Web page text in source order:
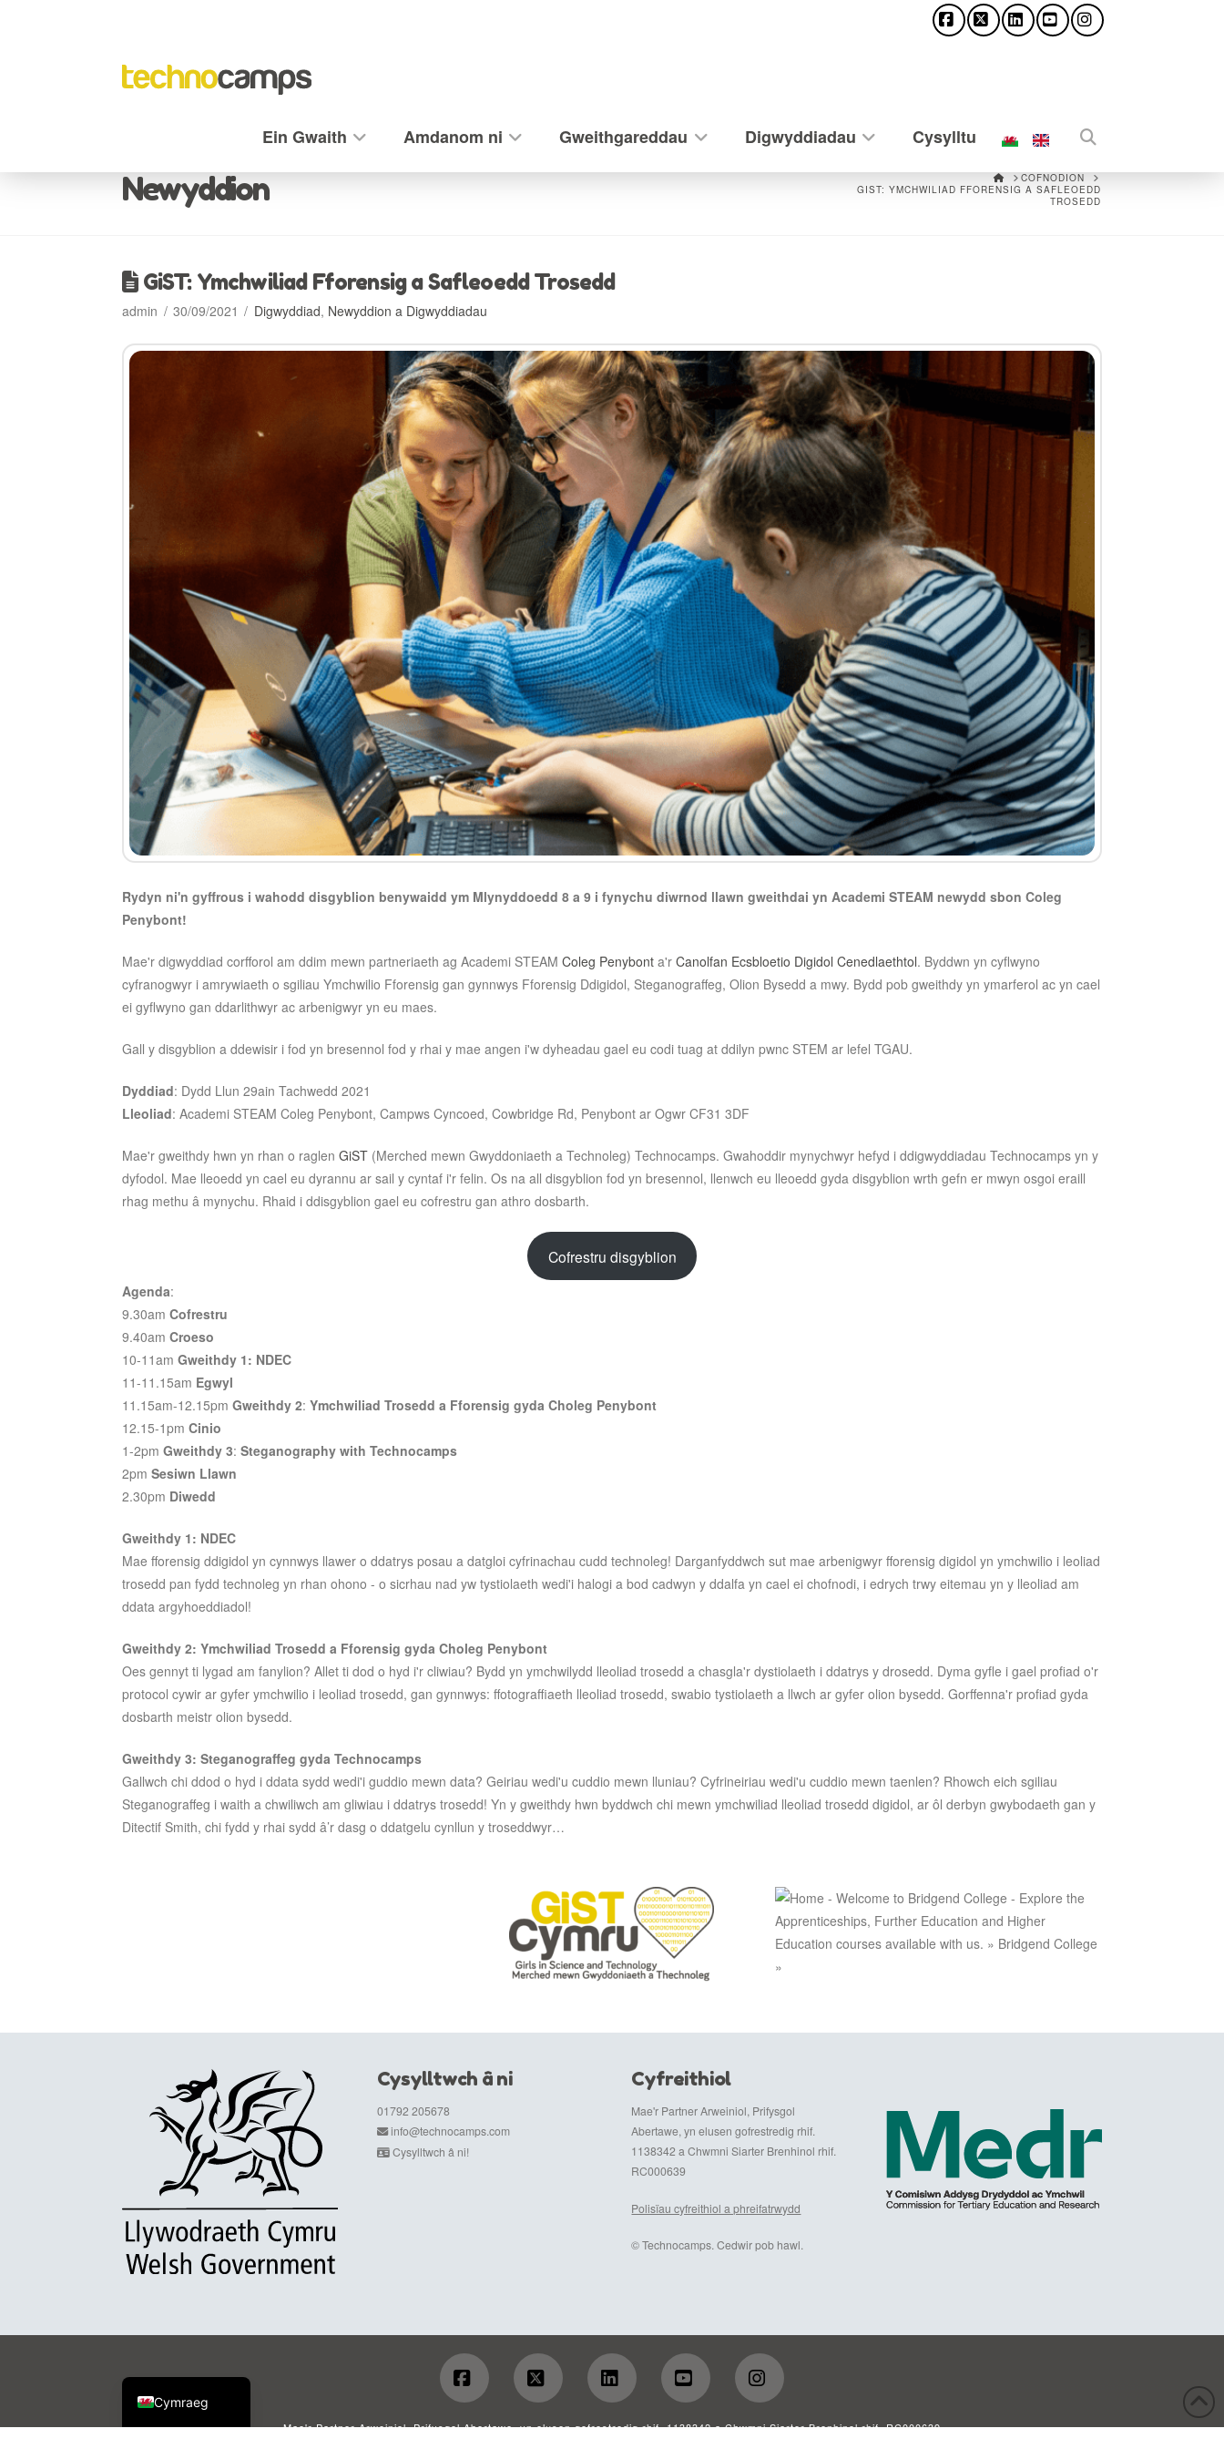
Ein Gwaith Amdanom ni Gweithgareddau Digwyddiadau Cysylltu
Newyddion HOMECOFNODION
GIST: YMCHWILIAD FFORENSIG A SAFLEOEDD
TROSEDD
GiST: Ymchwiliad Fforensig a Safleoedd Trosedd
admin 30/09/2021 Digwyddiad, Newyddion a Digwyddiadau
Rydyn ni'n gyffrous i wahodd disgyblion benywaidd ym Mlynyddoedd 8 a 9 i fynychu diwrnod llawn gweithdai yn Academi STEAM newydd sbon Coleg
Penybont!
Mae'r digwyddiad corfforol am ddim mewn partneriaeth ag Academi STEAMColeg Penybont a'rCanolfan Ecsbloetio Digidol Cenedlaethtol. Byddwn yn cyflwyno
cyfranogwyr i amrywiaeth o sgiliau Ymchwilio Fforensig gan gynnwys Fforensig Ddigidol, Steganograffeg, Olion Bysedd a mwy. Bydd pob gweithdy yn ymarferol ac yn cael
ei gyflwyno gan ddarlithwyr ac arbenigwyr yn eu maes.
Gall y disgyblion a ddewisir i fod yn bresennol fod y rhai y mae angen i'w dyheadau gael eu codi tuag at ddilyn pwnc STEM ar lefel TGAU.
Dyddiad: Dydd Llun 29ain Tachwedd 2021
Lleoliad: Academi STEAM Coleg Penybont, Campws Cyncoed, Cowbridge Rd, Penybont ar Ogwr CF31 3DF
Mae'r gweithdy hwn yn rhan o raglenGiST (Merched mewn Gwyddoniaeth a Technoleg) Technocamps. Gwahoddir mynychwyr hefyd i ddigwyddiadau Technocamps yn y
dyfodol. Mae lleoedd yn cael eu dyrannu ar sail y cyntaf i'r felin. Os na all disgyblion fod yn bresennol, llenwch eu lleoedd gyda disgyblion wrth gefn er mwyn osgoi eraill
rhag methu â mynychu. Rhaid i ddisgyblion gael eu cofrestru gan athro dosbarth.
Cofrestru disgyblion
Agenda:
9.30amCofrestru
9.40amCroeso
10-11amGweithdy 1: NDEC
11-11.15am Egwyl
11.15am-12.15pmGweithdy 2:Ymchwiliad Trosedd a Fforensig gyda Choleg Penybont
12.15-1pmCinio
1-2pmGweithdy 3:Steganography with Technocamps
2pmSesiwn Llawn
2.30pm Diwedd
Gweithdy 1: NDEC
Mae fforensig ddigidol yn cynnwys llawer o ddatrys posau a datgloi cyfrinachau cudd technoleg! Darganfyddwch sut mae arbenigwyr fforensig digidol yn ymchwilio i leoliad
trosedd pan fydd technoleg yn rhan ohono - o sicrhau nad yw tystiolaeth wedi'i halogi a bod cadwyn y ddalfa yn cael ei chofnodi, i edrych trwy eitemau yn y lleoliad am
ddata argyhoeddiadol!
Gweithdy 2: Ymchwiliad Trosedd a Fforensig gyda Choleg Penybont
Oes gennyt ti lygad am fanylion? Allet ti dod o hyd i'r cliwiau? Bydd yn ymchwilydd lleoliad trosedd a chasgla'r dystiolaeth i ddatrys y drosedd. Dyma gyfle i gael profiad o'r
protocol cywir ar gyfer ymchwilio i leoliad trosedd, gan gynnwys: ffotograffiaeth lleoliad trosedd, swabio tystiolaeth a llwch ar gyfer olion bysedd. Gorffenna'r profiad gyda
dosbarth meistr olion bysedd.
Gweithdy 3: Steganograffeg gyda Technocamps
Gallwch chi ddod o hyd i ddata sydd wedi'i guddio mewn data? Geiriau wedi'u cuddio mewn lluniau? Cyfrineiriau wedi'u cuddio mewn taenlen? Rhowch eich sgiliau
Steganograffeg i waith a chwiliwch am gliwiau i ddatrys trosedd! Yn y gweithdy hwn byddwch chi mewn ymchwiliad lleoliad trosedd digidol, ar ôl derbyn gwybodaeth gan y
Ditectif Smith, chi fydd y rhai sydd â’r dasg o ddatgelu cynllun y troseddwyr…
Cysylltwch â ni
01792 205678
info@technocamps.com
Cysylltwch â ni!
Cyfreithiol
Mae'r Partner Arweiniol, Prifysgol
Abertawe, yn elusen gofrestredig rhif.
1138342 a Chwmni Siarter Brenhinol rhif.
RC000639
Polisïau cyfreithiol a phreifatrwydd
© Technocamps. Cedwir pob hawl.
Facebook
X LinkedInYouTubeInstagram
Mae'r Partner Arweiniol, Prifysgol Abertawe, yn elusen gofrestredig rhif. 1138342 a Chwmni Siarter Brenhinol rhif. RC000639
Cymraeg